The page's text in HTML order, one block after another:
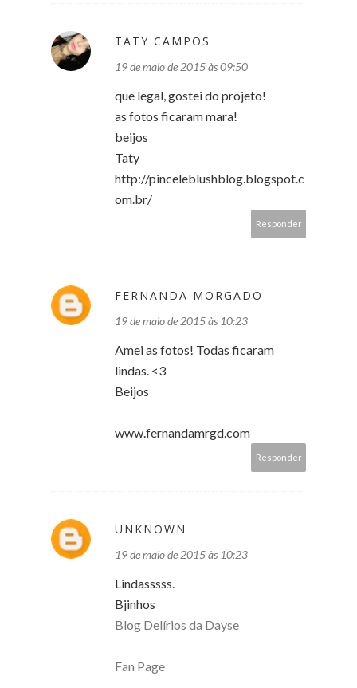
TATY CAMPOS
19 de maio de 2015 às 09:50
que legal, gostei do projeto!
as fotos ficaram mara!
beijos
Taty
http://pinceleblushblog.blogspot.c
om.br/
Responder
FERNANDA MORGADO
19 de maio de 2015 às 10:23
Amei as fotos! Todas ficaram
lindas. <3
Beijos
www.fernandamrgd.com
Responder
UNKNOWN
19 de maio de 2015 às 10:23
Lindasssss.
Bjinhos
Blog Delírios da Dayse
Fan Page